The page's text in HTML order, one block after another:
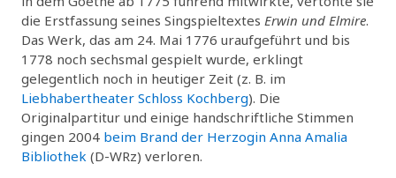
die Erstfassung seines Singspieltextes Erwin und Elmire.
Das Werk, das am 24. Mai 1776 uraufgeführt und bis
1778 noch sechsmal gespielt wurde, erklingt
gelegentlich noch in heutiger Zeit (z. B. im
Liebhabertheater Schloss Kochberg). Die
Originalpartitur und einige handschriftliche Stimmen
gingen 2004 beim Brand der Herzogin Anna Amalia
Bibliothek (D-WRz) verloren.